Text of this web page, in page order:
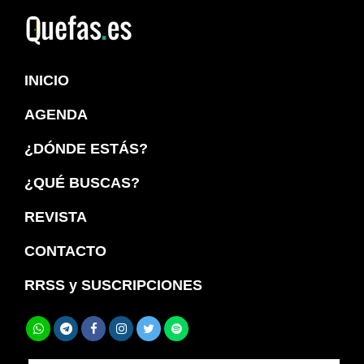
navegación
principal
principal
INICIO
AGENDA
¿DÓNDE ESTÁS?
¿QUÉ BUSCAS?
REVISTA
CONTACTO
RRSS y SUSCRIPCIONES